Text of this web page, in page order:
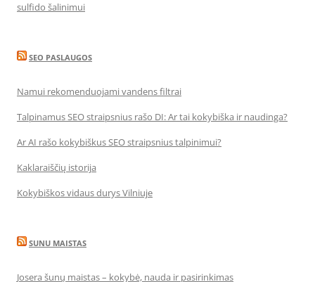
sulfido šalinimui
SEO PASLAUGOS
Namui rekomenduojami vandens filtrai
Talpinamus SEO straipsnius rašo DI: Ar tai kokybiška ir naudinga?
Ar AI rašo kokybiškus SEO straipsnius talpinimui?
Kaklaraiščių istorija
Kokybiškos vidaus durys Vilniuje
SUNU MAISTAS
Josera šunų maistas – kokybė, nauda ir pasirinkimas